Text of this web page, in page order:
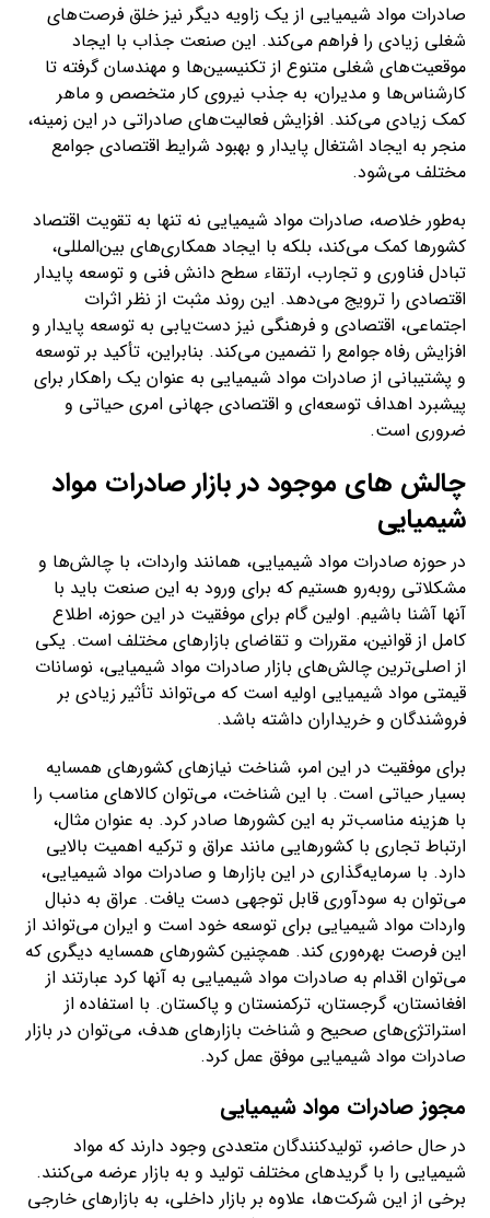
صادرات مواد شیمیایی از یک زاویه دیگر نیز خلق فرصت‌های
شغلی زیادی را فراهم می‌کند. این صنعت جذاب با ایجاد
موقعیت‌های شغلی متنوع از تکنیسین‌ها و مهندسان گرفته تا
کارشناس‌ها و مدیران، به جذب نیروی کار متخصص و ماهر
کمک زیادی می‌کند. افزایش فعالیت‌های صادراتی در این زمینه،
منجر به ایجاد اشتغال پایدار و بهبود شرایط اقتصادی جوامع
مختلف می‌شود.
به‌طور خلاصه، صادرات مواد شیمیایی نه تنها به تقویت اقتصاد
کشورها کمک می‌کند، بلکه با ایجاد همکاری‌های بین‌المللی،
تبادل فناوری و تجارب، ارتقاء سطح دانش فنی و توسعه پایدار
اقتصادی را ترویج می‌دهد. این روند مثبت از نظر اثرات
اجتماعی، اقتصادی و فرهنگی نیز دست‌یابی به توسعه پایدار و
افزایش رفاه جوامع را تضمین می‌کند. بنابراین، تأکید بر توسعه
و پشتیبانی از صادرات مواد شیمیایی به عنوان یک راهکار برای
پیشبرد اهداف توسعه‌ای و اقتصادی جهانی امری حیاتی و
ضروری است.
چالش های موجود در بازار صادرات مواد
شیمیایی
در حوزه صادرات مواد شیمیایی، همانند واردات، با چالش‌ها و
مشکلاتی روبه‌رو هستیم که برای ورود به این صنعت باید با
آنها آشنا باشیم. اولین گام برای موفقیت در این حوزه، اطلاع
کامل از قوانین، مقررات و تقاضای بازارهای مختلف است. یکی
از اصلی‌ترین چالش‌های بازار صادرات مواد شیمیایی، نوسانات
قیمتی مواد شیمیایی اولیه است که می‌تواند تأثیر زیادی بر
فروشندگان و خریداران داشته باشد.
برای موفقیت در این امر، شناخت نیازهای کشورهای همسایه
بسیار حیاتی است. با این شناخت، می‌توان کالاهای مناسب را
با هزینه مناسب‌تر به این کشورها صادر کرد. به عنوان مثال،
ارتباط تجاری با کشورهایی مانند عراق و ترکیه اهمیت بالایی
دارد. با سرمایه‌گذاری در این بازارها و صادرات مواد شیمیایی،
می‌توان به سودآوری قابل توجهی دست یافت. عراق به دنبال
واردات مواد شیمیایی برای توسعه خود است و ایران می‌تواند از
این فرصت بهره‌وری کند. همچنین کشورهای همسایه دیگری که
می‌توان اقدام به صادرات مواد شیمیایی به آنها کرد عبارتند از
افغانستان، گرجستان، ترکمنستان و پاکستان. با استفاده از
استراتژی‌های صحیح و شناخت بازارهای هدف، می‌توان در بازار
صادرات مواد شیمیایی موفق عمل کرد.
مجوز صادرات مواد شیمیایی
در حال حاضر، تولیدکنندگان متعددی وجود دارند که مواد
شیمیایی را با گریدهای مختلف تولید و به بازار عرضه می‌کنند.
برخی از این شرکت‌ها، علاوه بر بازار داخلی، به بازارهای خارجی